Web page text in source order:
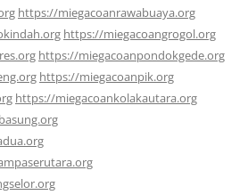
https://miegacoanrawabuaya.org
https://miegacoangrogol.org
https://miegacoanpondokgede.org
https://miegacoanpik.org
https://miegacoankolakautara.org